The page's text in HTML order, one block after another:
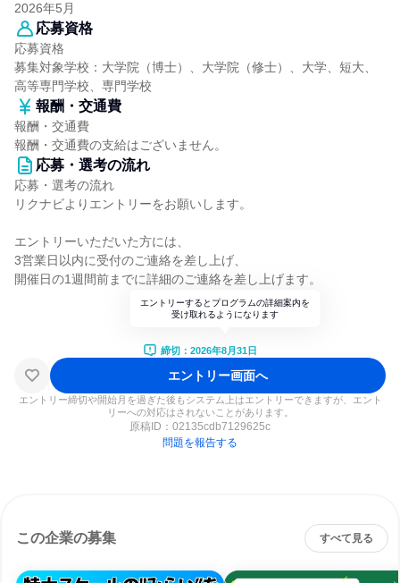
2026年5月
応募資格
応募資格
募集対象学校：大学院（博士）、大学院（修士）、大学、短大、
高等専門学校、専門学校
報酬・交通費
報酬・交通費
報酬・交通費の支給はございません。
応募・選考の流れ
応募・選考の流れ
リクナビよりエントリーをお願いします。
エントリーいただいた方には、
3営業日以内に受付のご連絡を差し上げ、
開催日の1週間前までに詳細のご連絡を差し上げます。
エントリーするとプログラムの詳細案内を
受け取れるようになります
締切：2026年8月31日
エントリー画面へ
エントリー締切や開始月を過ぎた後もシステム上はエントリーできますが、エント
リーへの対応はされないことがあります。
原稿ID： 02135cdb7129625c
問題を報告する
この企業の募集 すべて見る